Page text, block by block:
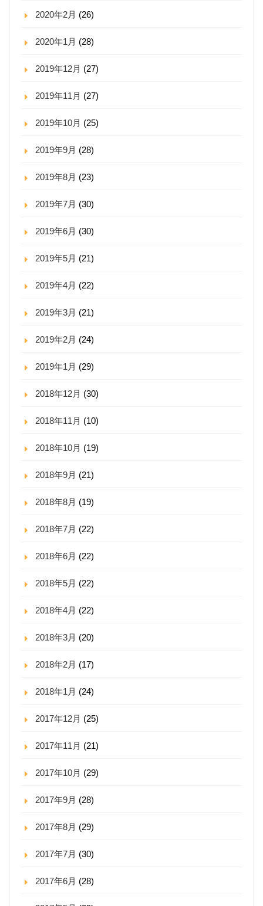
2020年2月 (26)
2020年1月 (28)
2019年12月 (27)
2019年11月 (27)
2019年10月 (25)
2019年9月 (28)
2019年8月 (23)
2019年7月 (30)
2019年6月 (30)
2019年5月 (21)
2019年4月 (22)
2019年3月 (21)
2019年2月 (24)
2019年1月 (29)
2018年12月 (30)
2018年11月 (10)
2018年10月 (19)
2018年9月 (21)
2018年8月 (19)
2018年7月 (22)
2018年6月 (22)
2018年5月 (22)
2018年4月 (22)
2018年3月 (20)
2018年2月 (17)
2018年1月 (24)
2017年12月 (25)
2017年11月 (21)
2017年10月 (29)
2017年9月 (28)
2017年8月 (29)
2017年7月 (30)
2017年6月 (28)